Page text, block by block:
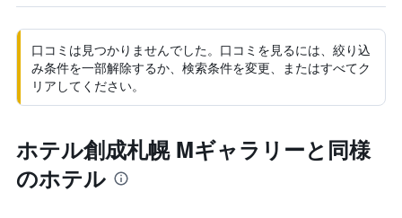
口コミは見つかりませんでした。口コミを見るには、絞り込
み条件を一部解除するか、検索条件を変更、またはすべてク
リアしてください。
ホテル創成札幌 Mギャラリーと同様
のホテル